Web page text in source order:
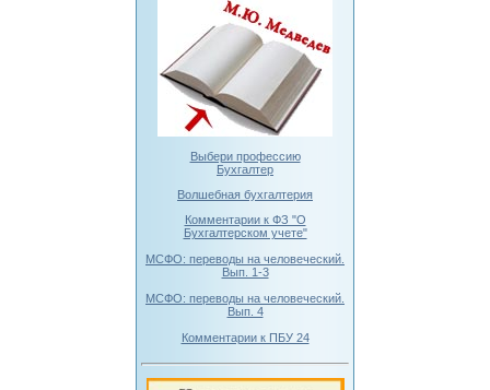
Выбери профессию
Бухгалтер
Волшебная бухгалтерия
Комментарии к ФЗ "О
Бухгалтерском учете"
МСФО: переводы на человеческий.
Вып. 1-3
МСФО: переводы на человеческий.
Вып. 4
Комментарии к ПБУ 24